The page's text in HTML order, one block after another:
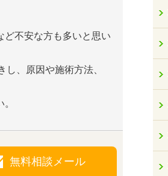
ど不安な方も多いと思い
、原因や施術方法、
無料相談メール